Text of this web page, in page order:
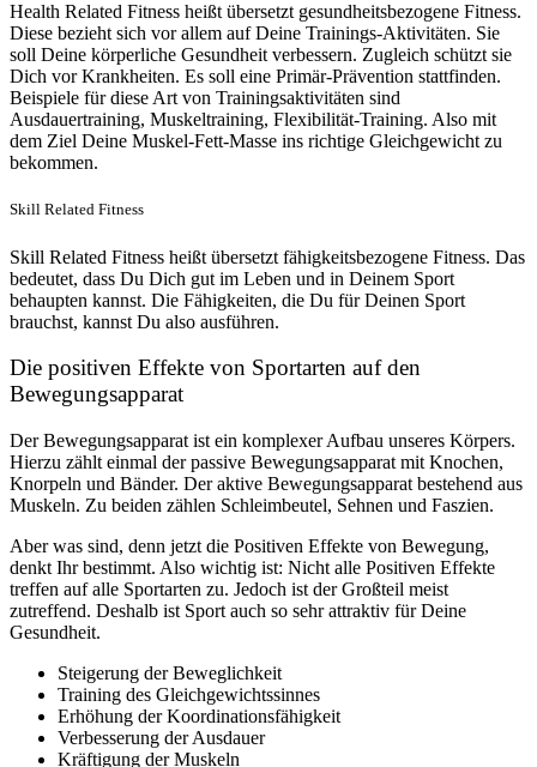
Health Related Fitness heißt übersetzt gesundheitsbezogene Fitness.
Diese bezieht sich vor allem auf Deine Trainings-Aktivitäten. Sie
soll Deine körperliche Gesundheit verbessern. Zugleich schützt sie
Dich vor Krankheiten. Es soll eine Primär-Prävention stattfinden.
Beispiele für diese Art von Trainingsaktivitäten sind
Ausdauertraining, Muskeltraining, Flexibilität-Training. Also mit
dem Ziel Deine Muskel-Fett-Masse ins richtige Gleichgewicht zu
bekommen.
Skill Related Fitness
Skill Related Fitness heißt übersetzt fähigkeitsbezogene Fitness. Das
bedeutet, dass Du Dich gut im Leben und in Deinem Sport
behaupten kannst. Die Fähigkeiten, die Du für Deinen Sport
brauchst, kannst Du also ausführen.
Die positiven Effekte von Sportarten auf den
Bewegungsapparat
Der Bewegungsapparat ist ein komplexer Aufbau unseres Körpers.
Hierzu zählt einmal der passive Bewegungsapparat mit Knochen,
Knorpeln und Bänder. Der aktive Bewegungsapparat bestehend aus
Muskeln. Zu beiden zählen Schleimbeutel, Sehnen und Faszien.
Aber was sind, denn jetzt die Positiven Effekte von Bewegung,
denkt Ihr bestimmt. Also wichtig ist: Nicht alle Positiven Effekte
treffen auf alle Sportarten zu. Jedoch ist der Großteil meist
zutreffend. Deshalb ist Sport auch so sehr attraktiv für Deine
Gesundheit.
Steigerung der Beweglichkeit
Training des Gleichgewichtssinnes
Erhöhung der Koordinationsfähigkeit
Verbesserung der Ausdauer
Kräftigung der Muskeln